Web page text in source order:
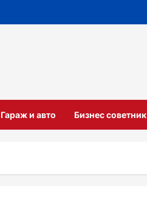
Гараж и авто Бизнес советник